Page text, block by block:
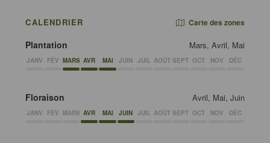
CALENDRIER Carte des zones
Plantation Mars, Avril, Mai
JANV FÉV MARS AVR MAI JUIN JUIL AOÛT SEPT OCT NOV DÉC
Floraison Avril, Mai, Juin
JANV FÉV MARS AVR MAI JUIN JUIL AOÛT SEPT OCT NOV DÉC